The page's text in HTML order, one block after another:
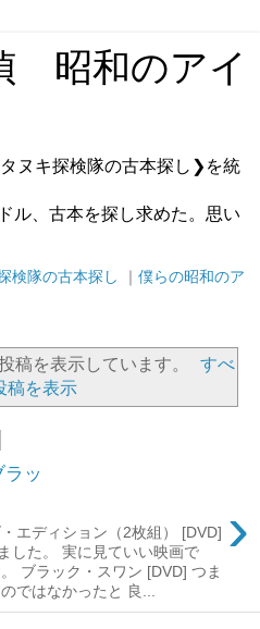
昭和のアイ
ヌキ探検隊の古本探し❯を統
ル、古本を探し求めた。思い
検隊の古本探し ｜ 僕らの昭和のア
稿を表示しています。
すべ
稿を表示
ラッ
›
エディション（2枚組） [DVD]
した。 実に見ていい映画で
ブラック・スワン [DVD] つま
ではなかったと 良...